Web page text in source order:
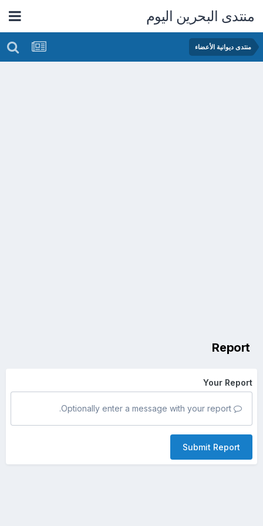
منتدى البحرين اليوم
منتدى ديوانية الأعضاء
Report
Your Report
Submit Report